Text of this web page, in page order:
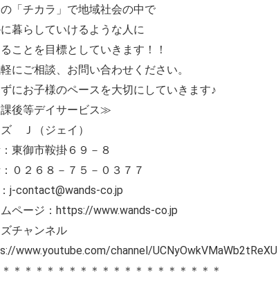
「チカラ」で地域社会の中で
暮らしていけるような人に
ことを目標としていきます！！
にご相談、お問い合わせください。
にお子様のペースを大切にしていきます♪
後等デイサービス≫
Ｊ（ジェイ）
東御市鞍掛６９－８
０２６８－７５－０３７７
j-contact@wands-co.jp
ページ：https://www.wands-co.jp
チャンネル
www.youtube.com/channel/
＊＊＊＊＊＊＊＊＊＊＊＊＊＊＊＊＊＊＊＊